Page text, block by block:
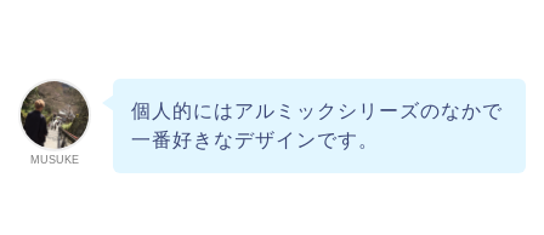
MUSUKE
個人的にはアルミックシリーズのなかで
一番好きなデザインです。